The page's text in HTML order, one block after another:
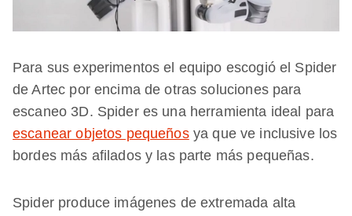
Para sus experimentos el equipo escogió el Spider
de Artec por encima de otras soluciones para
escaneo 3D. Spider es una herramienta ideal para
escanear objetos pequeñosya que ve inclusive los
bordes más afilados y las parte más pequeñas.
Spider produce imágenes de extremada alta